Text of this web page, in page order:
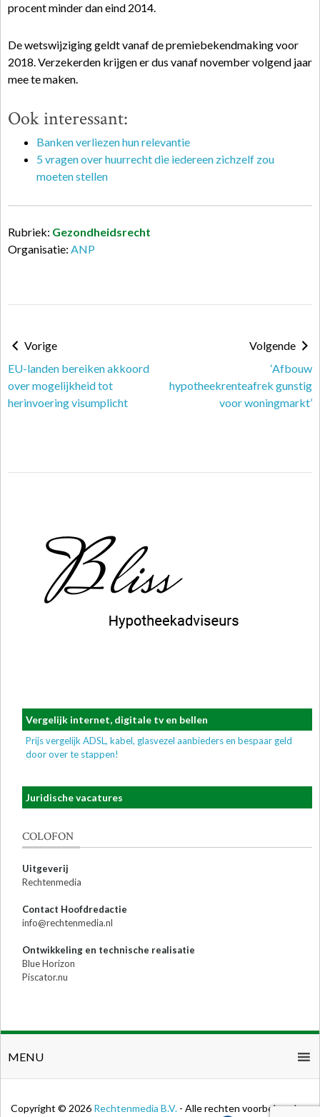
procent minder dan eind 2014.
De wetswijziging geldt vanaf de premiebekendmaking voor
2018. Verzekerden krijgen er dus vanaf november volgend jaar
mee te maken.
Ook interessant:
Banken verliezen hun relevantie
5 vragen over huurrecht die iedereen zichzelf zou
moeten stellen
Rubriek: Gezondheidsrecht
Organisatie: ANP
Vorige
EU-landen bereiken akkoord
over mogelijkheid tot
herinvoering visumplicht
Volgende
‘Afbouw
hypotheekrenteafrek gunstig
voor woningmarkt’
Vergelijk internet, digitale tv en bellen
Prijs vergelijk ADSL, kabel, glasvezel aanbieders en bespaar geld
door over te stappen!
Juridische vacatures
COLOFON
Uitgeverij
Rechtenmedia
Contact Hoofdredactie
info@rechtenmedia.nl
Ontwikkeling en technische realisatie
Blue Horizon
Piscator.nu
MENU
Copyright © 2026 Rechtenmedia B.V. - Alle rechten voorbehouden.